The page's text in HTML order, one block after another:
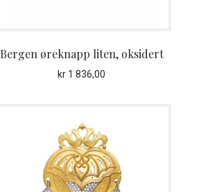
Bergen øreknapp liten, oksidert
kr 1 836,00